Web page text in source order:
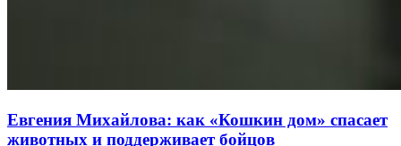
Евгения Михайлова: как «Кошкин дом» спасает
животных и поддерживает бойцов